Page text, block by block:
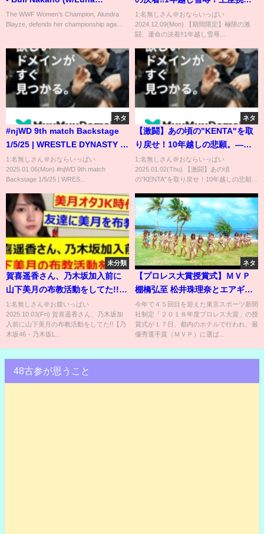
Vachon) vs. Alundra Blayze
The WWF Women's Champion, Alundra
Blayze, defends her championship aga...
権を賭けた死闘で宿命のライバ
ルを完全粉砕！⏰12.19年内最後
のNOAH後楽園に『3大ブラン
ド』が集結！チケット発売中＆
ユニバースで生中継！
1:名無しさん＠おならいっぱい
2024.12.09(Mon) 【期間限定】極限の激
闘、運命の決着‼️1年越し雪辱...
ネタ
#njWD 9th match Backstage
1/5/25 | WRESTLE DYNASTY 第
9試合 Backstage
1:名無しさん＠おならいっぱい
2025.01.06(Mon) #njWD 9th match
Backstage 1/5/25 | WRES...
ネタ
【激闘】あの頃の"KENTA"を取
り戻せ！10年越しの悲願。――
拳王vsKENTA！愛憎渦巻く凄ま
じい死闘の果てに拳王の想いは
届いたのか!? 📺 1.1日本武道館
大会はABEMA PPVで独占配信
中！
1:名無しさん＠おならいっぱい
2025.01.02(Thu) 【激闘】あの頃
の"KENTA"を取り戻せ！10年越しの悲願...
未分類
賀喜遥香さん、乃木坂加入前に
山下美月の布教活動をしてた!!
【乃木坂46・乃木坂LOCKS!・
乃木坂配信中・乃木坂工事中】
1:名無しさん＠お腹いっぱい
2025.10.03(Fri) 賀喜遥香さん、乃木坂加
入前に山下美月の布教活動をしてた!!【乃
木坂46・乃木坂L...
ネタ
【プロレス大賞授賞式】ＭＶＰ
棚橋弘至 松井珠理奈とエアギタ
ーで喜びを爆発
今年で４５回目を迎えた東京スポーツ新聞
社制定「２０１８年度プロレス大賞」の授
賞式が１７日、都内のホテルで行われ、最
優秀選手賞（ＭＶＰ）に選ば...
48古参が思うこと